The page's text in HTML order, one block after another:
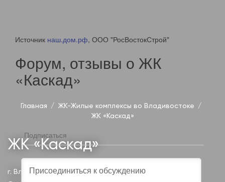
Главная
ЖК-Жилые комплексы во Владивостоке
ЖК «Каскад»
ЖК «Каскад»
г. Владивосток, ул.Комарова, 56,Ленинский район
Источник наш.дом.рф, ООО "РосВостокСтрой"
Форум, отзывы о ЖК
«Каскад»
Подписаться